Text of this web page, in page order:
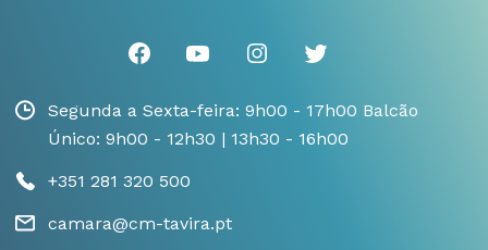
Segunda a Sexta-feira: 9h00 - 17h00 Balcão
Único: 9h00 - 12h30 | 13h30 - 16h00
+351 281 320 500
camara@cm-tavira.pt